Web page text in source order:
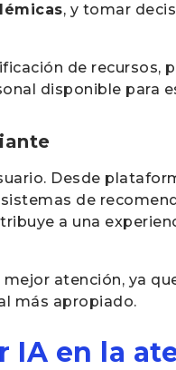
, y tomar
de recursos,
disponible para
Desde
de
a una
atención, ya
más apropiado.
IA en la